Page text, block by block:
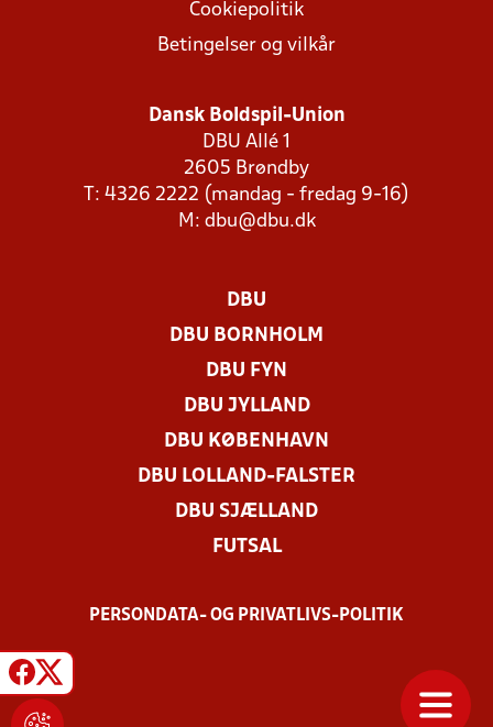
Cookiepolitik
Betingelser og vilkår
Dansk Boldspil-Union
DBU Allé 1
2605 Brøndby
T: 4326 2222 (mandag - fredag 9-16)
M: dbu@dbu.dk
DBU
DBU BORNHOLM
DBU FYN
DBU JYLLAND
DBU KØBENHAVN
DBU LOLLAND-FALSTER
DBU SJÆLLAND
FUTSAL
PERSONDATA- OG PRIVATLIVS-POLITIK